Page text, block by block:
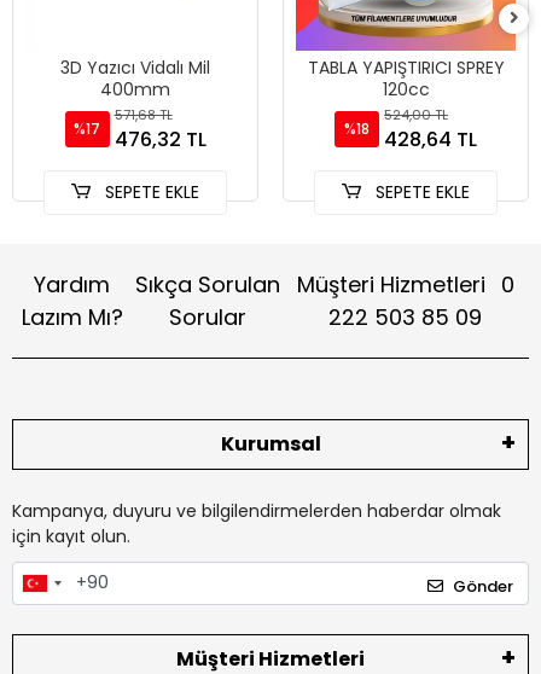
3D Yazıcı Vidalı Mil
400mm
%17
571,68 TL
476,32 TL
SEPETE EKLE
TABLA YAPIŞTIRICI SPREY
120cc
%18
524,00 TL
428,64 TL
SEPETE EKLE
Yardım
Lazım Mı?
Sıkça Sorulan
Sorular
Müşteri Hizmetleri 0
222 503 85 09
Kurumsal
Kampanya, duyuru ve bilgilendirmelerden haberdar olmak
için kayıt olun.
Gönder
Müşteri Hizmetleri